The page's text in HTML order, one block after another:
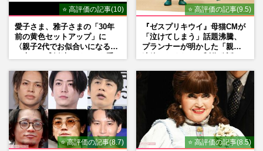
⭐ 高評価の記事(10)
愛子さま、雅子さまの「30年
前の黄色セットアップ」に
〈親子2代でお似合いになる〉
⭐ 高評価の記事(9.5)
『ゼスプリキウイ』母猫CMが
「泣けてしまう」話題沸騰、
プランナーが明かした「親に
⭐ 高評価の記事(8.7) ⭐ 高評価の記事(8.5)